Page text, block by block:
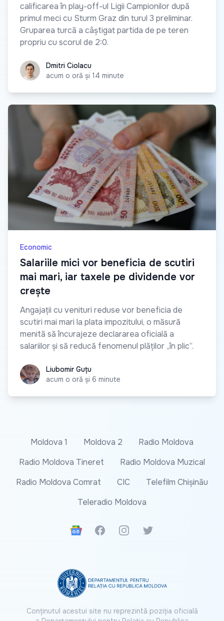
calificarea în play-off-ul Ligii Campionilor după
primul meci cu Sturm Graz din turul 3 preliminar.
Gruparea turcă a câștigat partida de pe teren
propriu cu scorul de 2:0.
Dmitri Ciolacu
Dmitri Ciolacu
acum o oră și 14 minute
Economic
Salariile mici vor beneficia de scutiri
mai mari, iar taxele pe dividende vor
crește
Angajații cu venituri reduse vor beneficia de
scutiri mai mari la plata impozitului, o măsură
menită să încurajeze declararea oficială a
salariilor și să reducă fenomenul plăților „în plic”.
Liubomir Guțu
Liubomir Guțu
acum o oră și 6 minute
Moldova 1 Moldova 2
Radio Moldova
Radio Moldova Tineret
Radio Moldova Muzical
Radio Moldova Comrat
CIC
Telefilm Chișinău
Teleradio Moldova
Google News
FacebookInstagramTwitter
Conținutul acestui site nu reprezintă poziția oficială